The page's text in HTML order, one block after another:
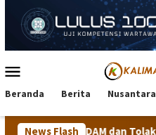
konten
Mobile
Beranda Berita Nusantara
News Flash
dan Tolak Kriminalisasi